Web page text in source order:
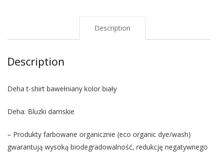
Description
Description
Deha t-shirt bawełniany kolor biały
Deha: Bluzki damskie
– Produkty farbowane organicznie (eco organic dye/wash)
gwarantują wysoką biodegradowalność, redukcję negatywnego